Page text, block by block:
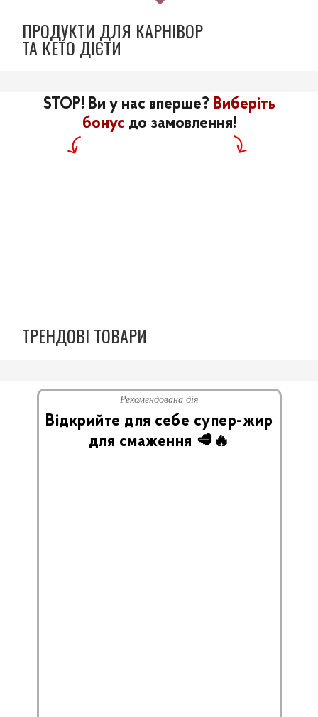
ПРОДУКТИ ДЛЯ КАРНІВОР
ТА КЕТО ДІЄТИ
STOP! Ви у нас вперше? Виберіть
бонусдо замовлення!
ТРЕНДОВІ ТОВАРИ
Рекомендована дія
Відкрийте для себе супер-жир
для смаження 🥩🔥